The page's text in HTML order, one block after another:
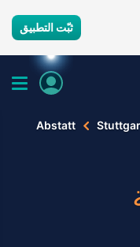
ثبّت التطبيق
Abstatt